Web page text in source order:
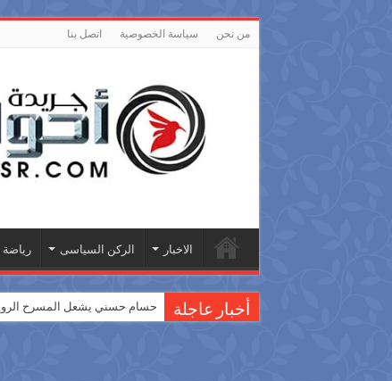
من نحن سياسة الخصوصية اتصل بنا
الاخبار الركن السياسى رياضة
أخبار عاجلة حسام حسني يشعل المسرح